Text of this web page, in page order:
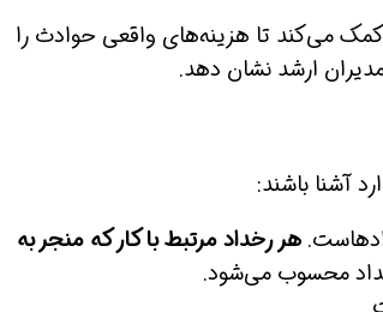
می‌کند تا هزینه‌های واقعی حوادث را
آشنا باشند:
هر رخداد مرتبط با کار که منجر به
محسوب می‌شود.